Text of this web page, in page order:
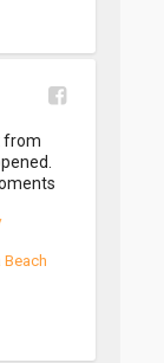
from